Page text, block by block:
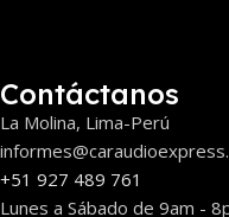
Contáctanos
La Molina, Lima-Perú
+51 927 489 761
Lunes a Sábado de 9am -